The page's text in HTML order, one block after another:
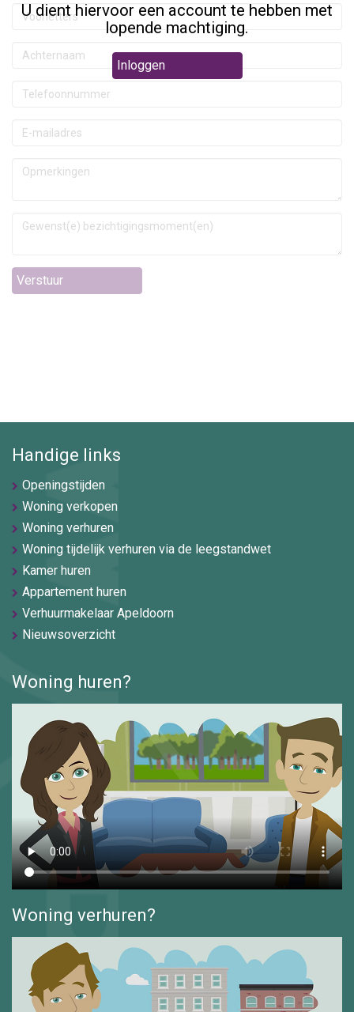
U dient hiervoor een account te hebben met
lopende machtiging.
Inloggen
Verstuur
Handige links
Openingstijden
Woning verkopen
Woning verhuren
Woning tijdelijk verhuren via de leegstandwet
Kamer huren
Appartement huren
Verhuurmakelaar Apeldoorn
Nieuwsoverzicht
Woning huren?
Woning verhuren?